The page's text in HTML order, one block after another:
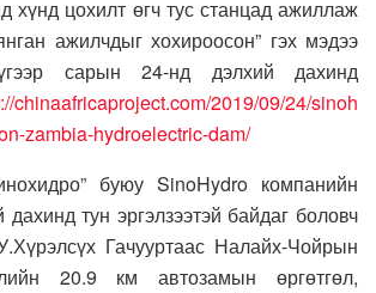
хүнд цохилт өгч тус станцад ажиллаж
ажилчдыг хохироосон” гэх мэдээ
сарын 24-нд дэлхий дахинд
chinaafricaproject.com/2019/09/24/sinoh
zambia-hydroelectric-dam/
буюу SinoHydro компанийн
тун эргэлзээтэй байдаг боловч
Гачууртаас Налайх-Чойрын
20.9 км автозамын өргөтгөл,